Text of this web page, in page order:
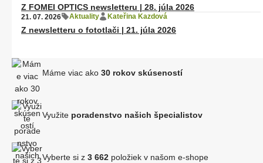
Máme viac ako 30 rokov skúseností
Využite poradenstvo našich špecialistov
Vyberte si z 3 662 položiek v našom e-shope
Z FOMEI OPTICS newsletteru | 28. júla 2026
21. 07. 2026 Aktuality Kateřina Kazdová
Z newsletteru o fototlači | 21. júla 2026